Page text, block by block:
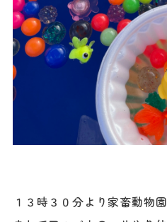
１３時３０分より家畜動物